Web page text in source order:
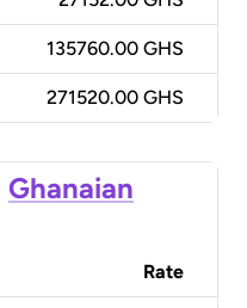
135760.00 GHS
271520.00 GHS
Ghanaian
Rate